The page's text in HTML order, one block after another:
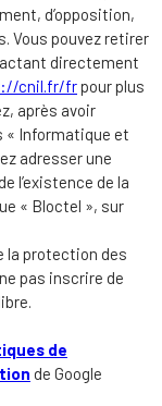
d’opposition,
Vous pouvez retirer
directement
cnil.fr/frpour plus
après avoir
« Informatique et
adresser une
l’existence de la
« Bloctel », sur
la protection des
pas inscrire de
de
de Google